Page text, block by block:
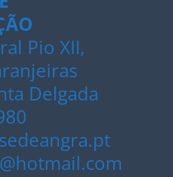
Pio XII,
Delgada